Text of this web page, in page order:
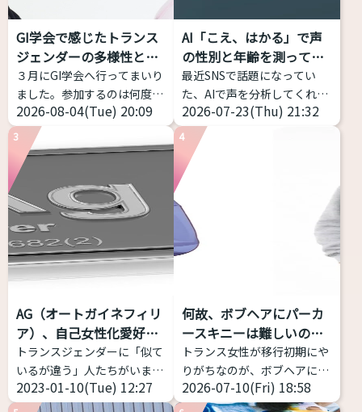
GI学会で感じたトランス
ジェンダーの多様性と包
括性
３月にGI学会へ行ってまいり
ました。参加するのは何度目
かなのですが、トランスジェ
ンダー女性当事者から見ても
当事者の幅の広さを感じて、
記事にしようと思い立ちまし
括的な意味をもつ表現 トラン
スジェンダーとは、何らかの
形で性別移行をする者すべて
を包摂する用語であり、その
中での多様性は多岐にわたり
学会は「性別不合学会」です
から「性別不合」に対象が限
定されるとしても、「性別不
合」の現れ方は多様であり、
それに対する対処（治療）
2026-08-04(Tue) 20:09
AI「こえ、はかる」で声
の性別と年齢を測ってみ
た...
最近SNSで話題になってい
た、AIで声を分析してくれる
サイトを試してみました！ 声
の高さだけじゃなく、「響
き」や「共鳴」なども分析し
てくれるアプリです。 こちら
impression-
checker.vercel.app/ 物語の
朗読音声を録音し、その声の
印象が「男性的」か、「女性
ケーション。 ピッチだけでは
なく、フォルマント（声の共
鳴: 響き方に影響する）を考
慮する。 ...
2026-07-23(Thu) 21:32
3
AG（オートガイネフィリ
ア）、自己女性化愛好症
っ...
トランスジェンダーに「似て
いるが違う」人たちがいま
す。今回はAGと略される
（銀やデニムのメーカーじゃ
2023-01-10(Tue) 12:27
4
何故、ボブヘアにパーカ
ースキニーは難しいの
か？
トランス女性が移行初期にや
りがちなのが、ボブヘアにパ
ーカー、スキニー(またはタ
イツ)、スニーカーの三種の
2026-07-10(Fri) 18:58